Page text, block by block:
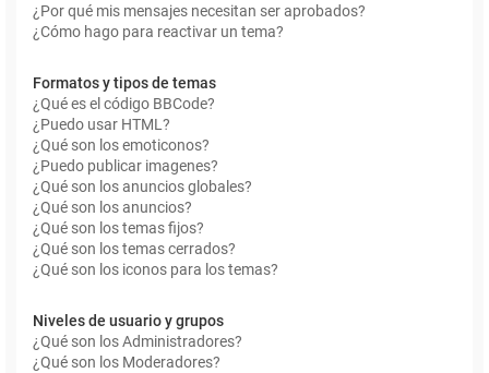
¿Por qué mis mensajes necesitan ser aprobados?
¿Cómo hago para reactivar un tema?
Formatos y tipos de temas
¿Qué es el código BBCode?
¿Puedo usar HTML?
¿Qué son los emoticonos?
¿Puedo publicar imagenes?
¿Qué son los anuncios globales?
¿Qué son los anuncios?
¿Qué son los temas fijos?
¿Qué son los temas cerrados?
¿Qué son los iconos para los temas?
Niveles de usuario y grupos
¿Qué son los Administradores?
¿Qué son los Moderadores?